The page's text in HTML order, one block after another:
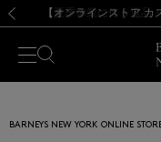
【夏季休業に伴う
熊本県を中心とした
【開催中】
【夏季休業に伴う
BARNEYS NEW YORK ONLINE